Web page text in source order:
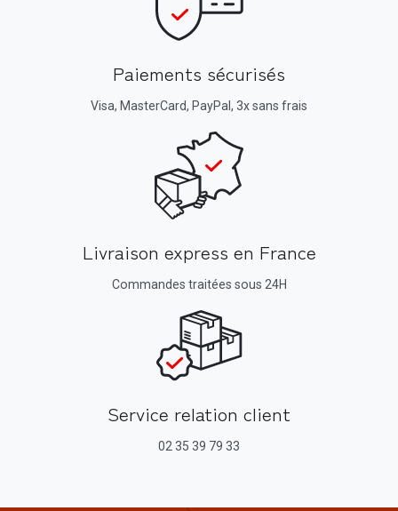
Paiements sécurisés
Visa, MasterCard, PayPal, 3x sans frais
Livraison express en France
Commandes traitées sous 24H
Service relation client
02 35 39 79 33